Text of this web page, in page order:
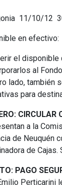
11/10/12
en efectivo:
el disponible
al
lado, también
para
CIRCULAR
a la
de Neuquén
de
PAGO
Perticarini